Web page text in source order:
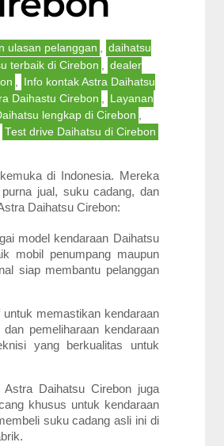
ulasan pelanggan , daihatsu
terbaik di Cirebon , dealer
,
Info kontak Astra Daihatsu
Daihastu Cirebon ,
Layanan
lengkap di Cirebon ,
Test drive Daihatsu di Cirebon
di Indonesia. Mereka
jual, suku cadang, dan
Daihatsu Cirebon:
model kendaraan Daihatsu
mobil penumpang maupun
siap membantu pelanggan
memastikan kendaraan
pemeliharaan kendaraan
yang berkualitas untuk
Daihatsu Cirebon juga
khusus untuk kendaraan
suku cadang asli ini di